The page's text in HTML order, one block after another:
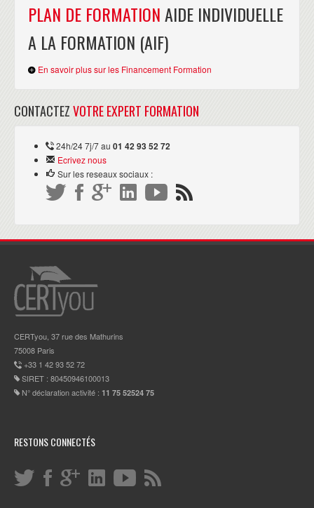
PLAN DE FORMATIONAIDE INDIVIDUELLE
A LA FORMATION (AIF)
En savoir plus sur les Financement Formation
CONTACTEZVOTRE EXPERT FORMATION
24h/24 7j/7 au 01 42 93 52 72
Ecrivez nous
Sur les reseaux sociaux :
CERTyou, 37 rue des Mathurins
75008 Paris
+33 1 42 93 52 72
SIRET : 80450946100013
N° déclaration activité : 11 75 52524 75
RESTONS CONNECTÉS